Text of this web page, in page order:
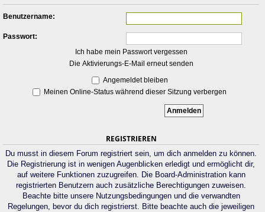
Benutzername:
Passwort:
Ich habe mein Passwort vergessen
Die Aktivierungs-E-Mail erneut senden
Angemeldet bleiben
Meinen Online-Status während dieser Sitzung verbergen
REGISTRIEREN
Du musst in diesem Forum registriert sein, um dich anmelden zu können.
Die Registrierung ist in wenigen Augenblicken erledigt und ermöglicht dir,
auf weitere Funktionen zuzugreifen. Die Board-Administration kann
registrierten Benutzern auch zusätzliche Berechtigungen zuweisen.
Beachte bitte unsere Nutzungsbedingungen und die verwandten
Regelungen, bevor du dich registrierst. Bitte beachte auch die jeweiligen